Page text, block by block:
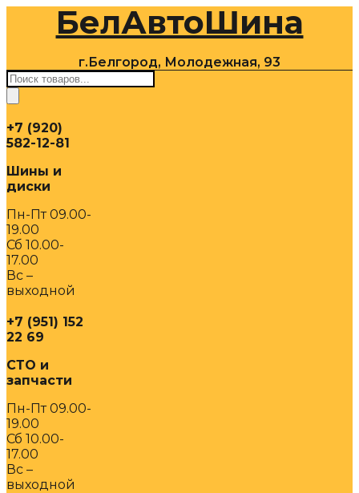
содержимомуБелАвтоШина
г.Белгород, Молодежная, 93
Поиск
товаров
+7 (920)
582-12-81
Шины и
диски
Пн-Пт 09.00-
19.00
Сб 10.00-
17.00
Вс –
выходной
+7 (951) 152
22 69
СТО и
запчасти
Пн-Пт 09.00-
19.00
Сб 10.00-
17.00
Вс –
выходной